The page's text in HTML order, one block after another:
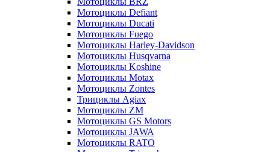
Мотоциклы Defiant
Мотоциклы Ducati
Мотоциклы Fuego
Мотоциклы Harley-Davidson
Мотоциклы Husqvarna
Мотоциклы Koshine
Мотоциклы Motax
Мотоциклы Zontes
Трициклы Agiax
Мотоциклы ZM
Мотоциклы GS Motors
Мотоциклы JAWA
Мотоциклы RATO